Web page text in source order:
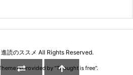
進読のススメ All Rights Reserved.
is provided by "Thought is free".